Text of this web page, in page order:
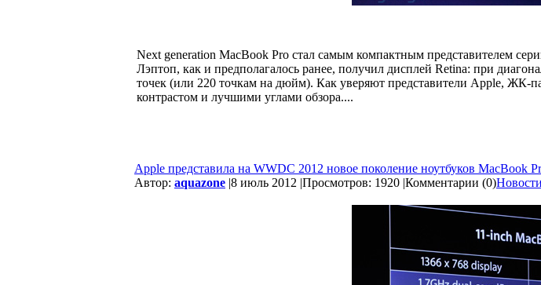
Next generation MacBook Pro стал самым компактным представителем
Лэптоп, как и предполагалось ранее, получил дисплей Retina: при
точек (или 220 точкам на дюйм). Как уверяют представители Apple, ЖК-
контрастом и лучшими углами обзора....
Apple представила на WWDC 2012 новое поколение ноутбуков MacBook
Автор: aquazone |8 июль 2012 |Просмотров: 1920 |Комментарии (0)Новости